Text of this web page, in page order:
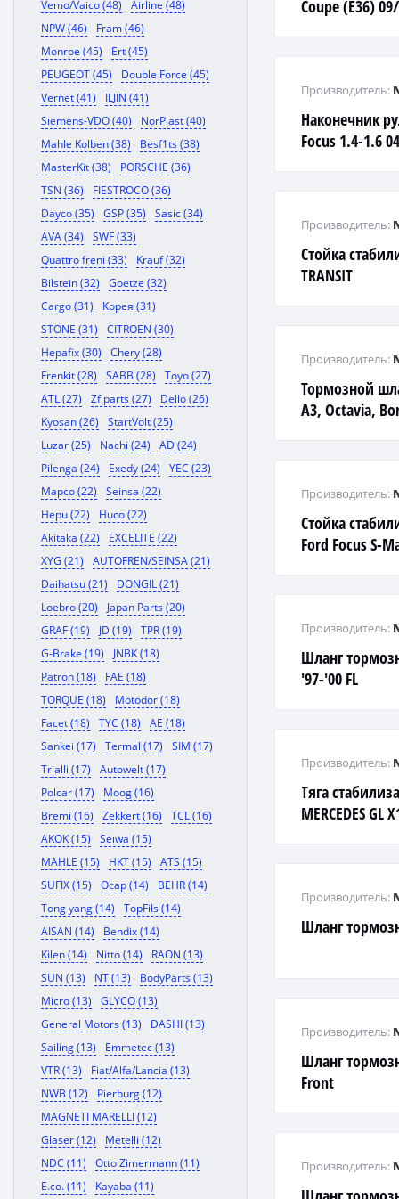
Vemo/Vaico (48)
Airline (48)
NPW (46)
Fram (46)
Monroe (45)
Ert (45)
PEUGEOT (45)
Double Force (45)
Vernet (41)
ILJIN (41)
Siemens-VDO (40)
NorPlast (40)
Mahle Kolben (38)
Besf1ts (38)
MasterKit (38)
PORSCHE (36)
TSN (36)
FIESTROCO (36)
Dayco (35)
GSP (35)
Sasic (34)
AVA (34)
SWF (33)
Quattro freni (33)
Krauf (32)
Bilstein (32)
Goetze (32)
Cargo (31)
Корея (31)
STONE (31)
CITROEN (30)
Hepafix (30)
Chery (28)
Frenkit (28)
SABB (28)
Toyo (27)
ATL (27)
Zf parts (27)
Dello (26)
Kyosan (26)
StartVolt (25)
Luzar (25)
Nachi (24)
AD (24)
Pilenga (24)
Exedy (24)
YEC (23)
Mapco (22)
Seinsa (22)
Hepu (22)
Huco (22)
Akitaka (22)
EXCELITE (22)
XYG (21)
AUTOFREN/SEINSA (21)
Daihatsu (21)
DONGIL (21)
Loebro (20)
Japan Parts (20)
GRAF (19)
JD (19)
TPR (19)
G-Brake (19)
JNBK (18)
Patron (18)
FAE (18)
TORQUE (18)
Motodor (18)
Facet (18)
TYC (18)
AE (18)
Sankei (17)
Termal (17)
SIM (17)
Trialli (17)
Autowelt (17)
Polcar (17)
Moog (16)
Bremi (16)
Zekkert (16)
TCL (16)
AKOK (15)
Seiwa (15)
MAHLE (15)
HKT (15)
ATS (15)
SUFIX (15)
Ocap (14)
BEHR (14)
Tong yang (14)
TopFils (14)
AISAN (14)
Bendix (14)
Kilen (14)
Nitto (14)
RAON (13)
SUN (13)
NT (13)
BodyParts (13)
Micro (13)
GLYCO (13)
General Motors (13)
DASHI (13)
Sailing (13)
Emmetec (13)
VTR (13)
Fiat/Alfa/Lancia (13)
NWB (12)
Pierburg (12)
MAGNETI MARELLI (12)
Glaser (12)
Metelli (12)
NDC (11)
Otto Zimermann (11)
E.co. (11)
Kayaba (11)
Coupe (E36)
Наконечник
Focus 1.4-1.6
Производитель:
Стойка
TRANSIT
Производитель:
Тормозной
A3, Octavia,
Производитель:
Стойка
Ford Focus S-
Производитель:
Шланг
'97-'00 FL
Производитель:
Тяга
MERCEDES GL
Производитель:
Шланг
Производитель:
Шланг
Front
Производитель:
Производитель: